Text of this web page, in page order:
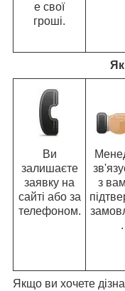
е свої
гроші.
Ви
залишаєте
заявку на
сайті або за
телефоном.
з
.
Якщо ви хочете